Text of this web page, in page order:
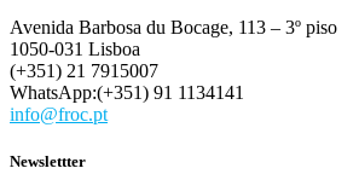
Avenida Barbosa du Bocage, 113 – 3º piso
1050-031 Lisboa
(+351) 21 7915007
WhatsApp:(+351) 91 1134141
info@froc.pt
Newslettter